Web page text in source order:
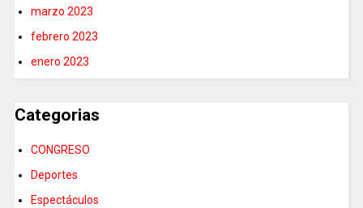
marzo 2023
febrero 2023
enero 2023
Categorias
CONGRESO
Deportes
Espectáculos